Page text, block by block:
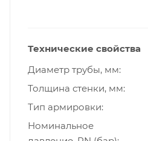
Технические свойства
Диаметр трубы, мм
Толщина стенки, мм
Тип армировки
Номинальное